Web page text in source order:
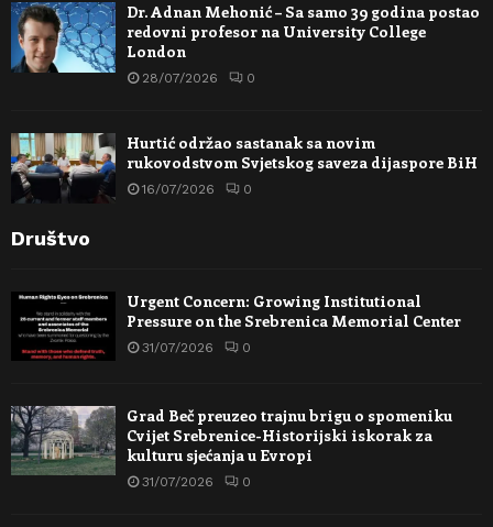
Dr. Adnan Mehonić – Sa samo 39 godina postao
redovni profesor na University College
London
28/07/2026 0
Hurtić održao sastanak sa novim
rukovodstvom Svjetskog saveza dijaspore BiH
16/07/2026 0
Društvo
Urgent Concern: Growing Institutional
Pressure on the Srebrenica Memorial Center
31/07/2026 0
Grad Beč preuzeo trajnu brigu o spomeniku
Cvijet Srebrenice-Historijski iskorak za
kulturu sjećanja u Evropi
31/07/2026 0